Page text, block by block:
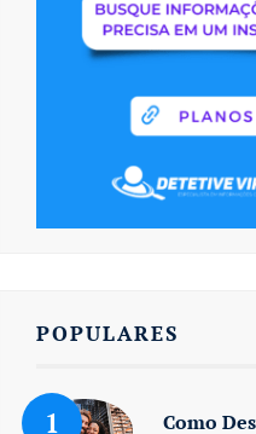
POPULARES
Como